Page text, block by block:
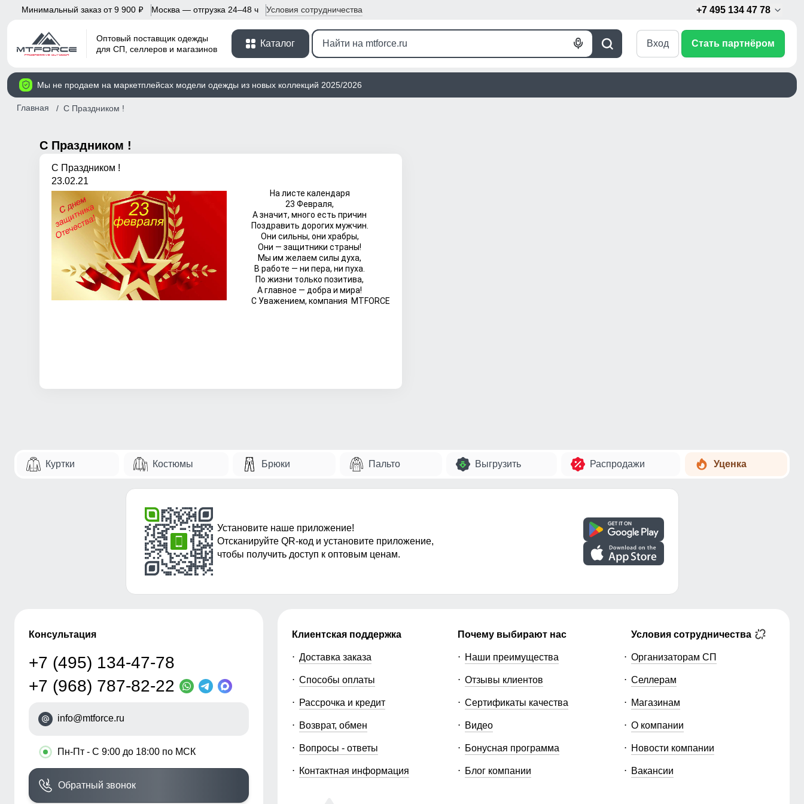
Минимальный заказ от 9 900 p Москва — отгрузка 24–48 ч Условия сотрудничества +7 495 134 47 78
Оптовый поставщик одежды
для СП, селлеров и магазинов
Каталог
Поиск
Голосовой
Вход Стать партнёром
Мы не продаем на маркетплейсах модели одежды из новых коллекций 2025/2026
Главная С Праздником !
С Праздником !
С Праздником !
23.02.21
На листе календаря
23 Февраля,
А значит, много есть причин
Поздравить дорогих мужчин.
Они сильны, они храбры,
Они — защитники страны!
Мы им желаем силы духа,
В работе — ни пера, ни пуха.
По жизни только позитива,
А главное — добра и мира!
С Уважением, компания MTFORCE
Куртки Костюмы Брюки Пальто Выгрузить Распродажи Уценка
Установите наше приложение!
Отсканируйте QR-код и установите приложение,
чтобы получить доступ к оптовым ценам.
Консультация
+7 (495) 134-47-78
+7 (968) 787-82-22
info@mtforce.ru
• Пн-Пт - С 9:00 до 18:00 по МСК
Обратный звонок
Клиентская поддержка
Доставка заказа
Способы оплаты
Рассрочка и кредит
Возврат, обмен
Вопросы - ответы
Контактная информация
Почему выбирают нас
Наши преимущества
Отзывы клиентов
Сертификаты качества
Видео
Бонусная программа
Блог компании
Условия сотрудничества
Организаторам СП
Селлерам
Магазинам
О компании
Новости компании
Вакансии